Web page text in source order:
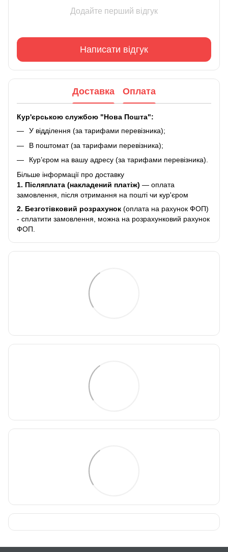
Додайте перший відгук
Написати відгук
Доставка Оплата
Кур'єрською службою "Нова Пошта":
У відділення (за тарифами перевізника);
В поштомат (за тарифами перевізника);
Кур’єром на вашу адресу (за тарифами перевізника).
Більше інформації про доставку
1. Післяплата (накладений платіж) — оплата
замовлення, після отримання на пошті чи кур'єром
2. Безготівковий розрахунок (оплата на рахунок ФОП)
- сплатити замовлення, можна на розрахунковий рахунок
ФОП.